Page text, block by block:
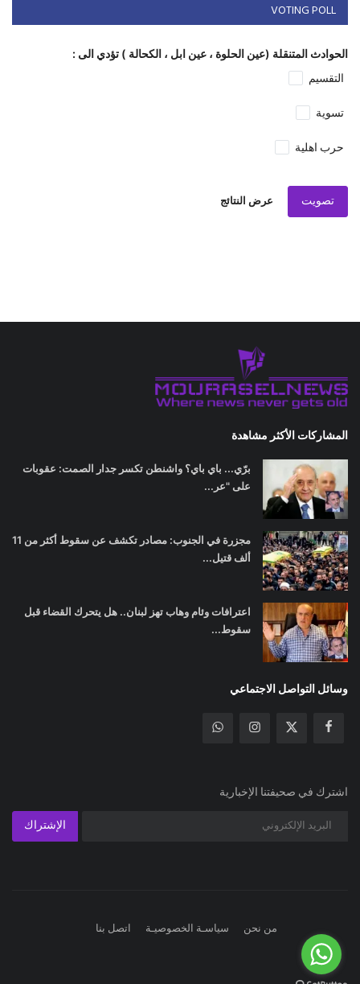
VOTING POLL
الحوادث المتنقلة (عين الحلوة ، عين ابل ، الكحالة ) تؤدي الى :
التقسيم
تسوية
حرب اهلية
تصويت عرض النتائج
المشاركات الأكثر مشاهدة
برّي... باي باي؟ واشنطن تكسر جدار الصمت: عقوبات
على "عر...
مجزرة في الجنوب: مصادر تكشف عن سقوط أكثر من 11
ألف قتيل...
اعترافات وئام وهاب تهز لبنان.. هل يتحرك القضاء قبل
سقوط...
وسائل التواصل الاجتماعي
اشترك في صحيفتنا الإخبارية
الإشتراك
من نحن سياسـة الخصوصيـة اتصل بنا